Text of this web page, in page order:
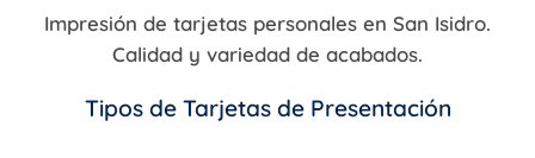
Impresión de tarjetas personales en San Isidro.
Calidad y variedad de acabados.
Tipos de Tarjetas de Presentación